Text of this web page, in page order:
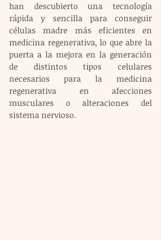
han descubierto una tecnología
rápida y sencilla para conseguir
células madre más eficientes en
medicina regenerativa, lo que abre la
puerta a la mejora en la generación
de distintos tipos celulares
necesarios para la medicina
regenerativa en afecciones
musculares o alteraciones del
sistema nervioso.